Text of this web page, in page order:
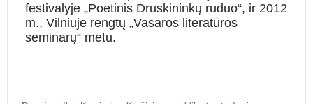
festivalyje „Poetinis Druskininkų ruduo“, ir 2012
m., Vilniuje rengtų „Vasaros literatūros
seminarų“ metu.